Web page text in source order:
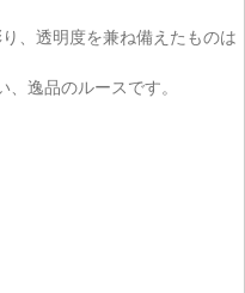
、透明度を兼ね備えたものは
逸品のルースです。